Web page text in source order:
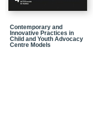
Contemporary and
Innovative Practices in
Child and Youth Advocacy
Centre Models